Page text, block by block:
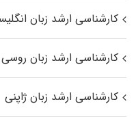
کارشناسی ارشد زبان
کارشناسی ارشد زبان روسی
کارشناسی ارشد زبان ژاپنی